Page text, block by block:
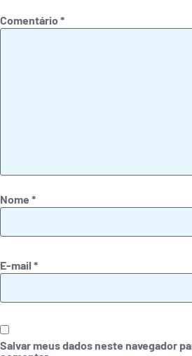
Comentário*
Nome *
E-mail *
Salvar meus dados neste navegador